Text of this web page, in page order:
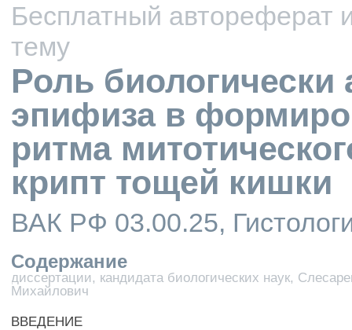
Бесплатный автореферат
тему
Роль
эпифиза в
ритма
крипт тощей кишки
ВАК РФ 03.00.25,
Содержание
диссертации, кандидата биологических наук,
Михайлович
ВВЕДЕНИЕ